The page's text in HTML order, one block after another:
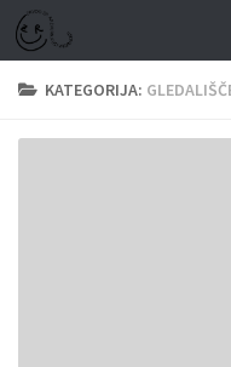
Skip to content
KATEGORIJA: